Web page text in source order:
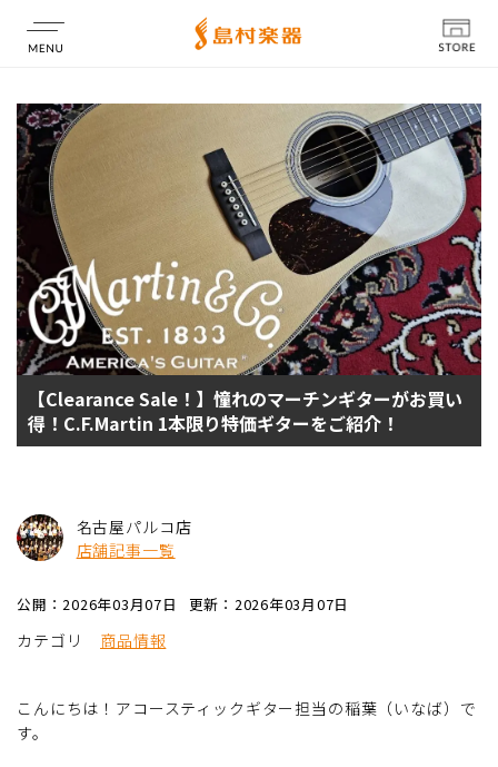
店舗情報
【Clearance Sale！】憧れのマーチンギターがお買い
得！C.F.Martin 1本限り特価ギターをご紹介！
名古屋パルコ店
店舗記事一覧
公開：2026年03月07日 更新：2026年03月07日
カテゴリ 商品情報
こんにちは！アコースティックギター担当の稲葉（いなば）で
す。